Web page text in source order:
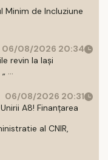
Minim de Incluziune
06/08/2026 20:34
revin la Iași
...
06/08/2026 20:31
A8! Finanțarea
al CNIR,